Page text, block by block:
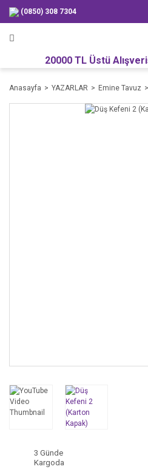
(0850) 308 7304
20000 TL Üstü
Anasayfa YAZARLAR Emine Tavuz
3 Günde
Kargoda